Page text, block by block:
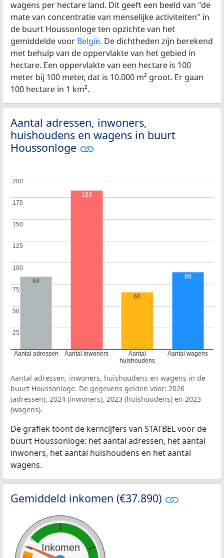
wagens per hectare land. Dit geeft een beeld van "de
mate van concentratie van menselijke activiteiten" in
de buurt Houssonloge ten opzichte van het
gemiddelde voor België. De dichtheden zijn berekend
met behulp van de oppervlakte van het gebied in
hectare. Een oppervlakte van een hectare is 100
meter bij 100 meter, dat is 10.000 m² groot. Er gaan
100 hectare in 1 km².
Aantal adressen, inwoners,
huishoudens en wagens in buurt
Houssonloge
Aantal adressen Aantal inwoners
Aantal
huishoudens
Aantal wagens
25
25
50
50
75
75
100
100
125
125
150
150
175
175
200
200
84
183
66
89
Aantal adressen, inwoners, huishoudens en wagens in de
buurt Houssonloge. De gegevens gelden voor: 2026
(adressen), 2024 (inwoners), 2023 (huishoudens) en 2023
(wagens).
De grafiek toont de kerncijfers van STATBEL voor de
buurt Houssonloge: het aantal adressen, het aantal
inwoners, het aantal huishoudens en het aantal
wagens.
Gemiddeld inkomen (€37.890)
Inkomen